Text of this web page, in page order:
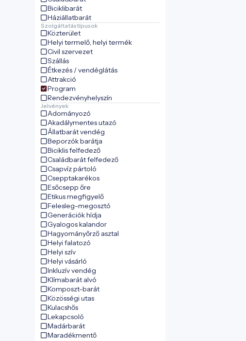
Biciklibarát
Háziállatbarát
Szolgáltatástípusok
Közterület
Helyi termelő, helyi termék
Civil szervezet
Szállás
Étkezés / vendéglátás
Attrakció
Program
Rendezvényhelyszín
Jelvények
Adományozó
Akadálymentes utazó
Állatbarát vendég
Beporzók barátja
Biciklis felfedező
Családbarát felfedező
Csapvíz pártoló
Csepptakarékos
Esőcsepp őre
Etikus megfigyelő
Felesleg-megosztó
Generációk hídja
Gyalogos kalandor
Hagyományőrző asztal
Helyi falatozó
Helyi szív
Helyi vásárló
Inkluzív vendég
Klímabarát alvó
Komposzt-barát
Közösségi utas
Kulacshős
Lekapcsoló
Madárbarát
Maradékmentő